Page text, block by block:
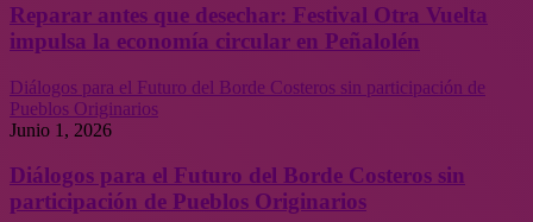
Reparar antes que desechar: Festival Otra Vuelta
impulsa la economía circular en Peñalolén
Diálogos para el Futuro del Borde Costeros sin participación de
Pueblos Originarios
Junio 1, 2026
Diálogos para el Futuro del Borde Costeros sin
participación de Pueblos Originarios